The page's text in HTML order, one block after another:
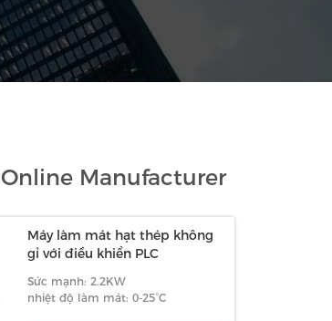
Online Manufacturer
Máy làm mát hạt thép không
gỉ với điều khiển PLC
Sức mạnh: 2.2KW
nhiệt độ làm mát: 0-25°C